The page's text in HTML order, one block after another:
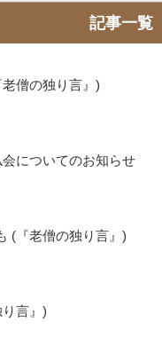
記事一覧
僧の独り言』)
についてのお知らせ
(『老僧の独り言』)
言』)